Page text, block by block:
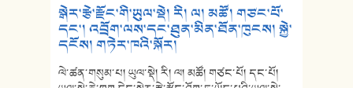
སྒེར་རྩེ་རྫོང་གི་ཡུལ་སྡེ། རི། ལ། མཚོ། གཙང་པོ་
དང་། འབྲོག་ལས་དང་ཐུན་མིན་ཐོན་ཁུངས། སྐྱེ་
དངོས། གཏེར་ཁའི་སྐོར།
ལེ་ཚན་གསུམ་པ། ཡུལ་སྡེ། རི། ལ། མཚོ། གཙང་པོ། དང་པོ།